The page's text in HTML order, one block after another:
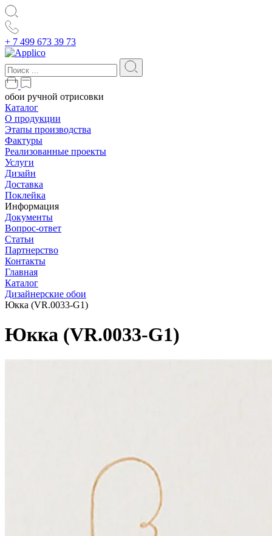
+ 7 499 673 39 73
обои ручной отрисовки
Каталог
О продукции
Этапы производства
Фактуры
Реализованные проекты
Услуги
Дизайн
Доставка
Поклейка
Информация
Документы
Вопрос-ответ
Статьи
Партнерство
Контакты
Главная
Каталог
Дизайнерские обои
Юкка (VR.0033-G1)
Юкка (VR.0033-G1)